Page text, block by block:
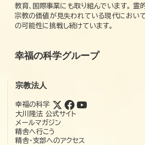
教育、国際事業にも取り組んでいます。 霊
宗教の価値が見失われている現代におい
の可能性に挑戦し続けています。
幸福の科学グループ
宗教法人
幸福の科学
大川隆法 公式サイト
メールマガジン
精舎へ行こう
精舎・支部へのアクセス